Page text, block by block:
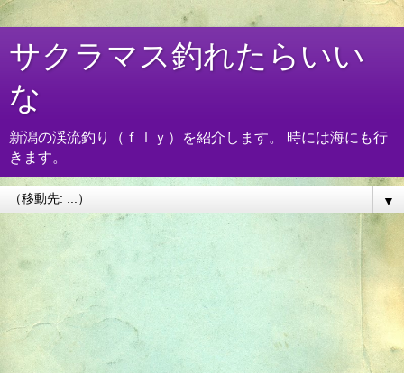
サクラマス釣れたらいい
な
新潟の渓流釣り（ｆｌｙ）を紹介します。 時には海にも行
きます。
▼